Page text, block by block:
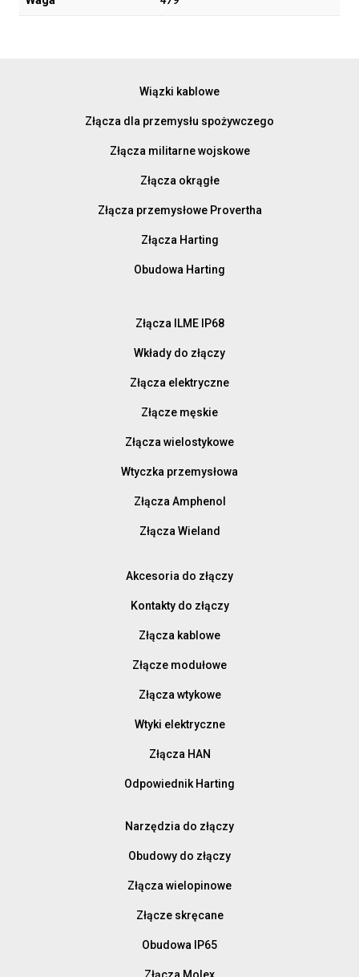
Wiązki kablowe
Złącza dla przemysłu spożywczego
Złącza militarne wojskowe
Złącza okrągłe
Złącza przemysłowe Provertha
Złącza Harting
Obudowa Harting
Złącza ILME IP68
Wkłady do złączy
Złącza elektryczne
Złącze męskie
Złącza wielostykowe
Wtyczka przemysłowa
Złącza Amphenol
Złącza Wieland
Akcesoria do złączy
Kontakty do złączy
Złącza kablowe
Złącze modułowe
Złącza wtykowe
Wtyki elektryczne
Złącza HAN
Odpowiednik Harting
Narzędzia do złączy
Obudowy do złączy
Złącza wielopinowe
Złącze skręcane
Obudowa IP65
Złącza Molex